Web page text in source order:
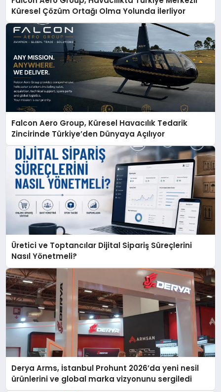
Küresel Çözüm Ortağı Olma Yolunda İlerliyor
Falcon Aero Group, Küresel Havacılık Tedarik
Zincirinde Türkiye’den Dünyaya Açılıyor
Üretici ve Toptancılar Dijital Sipariş Süreçlerini
Nasıl Yönetmeli?
Derya Arms, İstanbul Prohunt 2026’da yeni nesil
ürünlerini ve global marka vizyonunu sergiledi